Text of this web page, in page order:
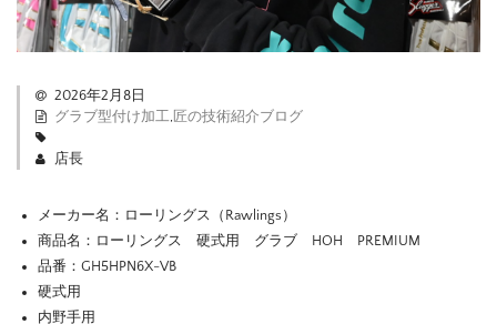
2026年2月8日
グラブ型付け加工, 匠の技術紹介ブログ
店長
メーカー名：ローリングス（Rawlings）
商品名：ローリングス 硬式用 グラブ HOH PREMIUM
品番：GH5HPN6X-VB
硬式用
内野手用